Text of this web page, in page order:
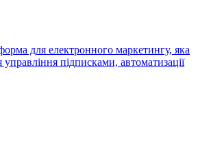
для електронного маркетингу, яка
підписками, автоматизації